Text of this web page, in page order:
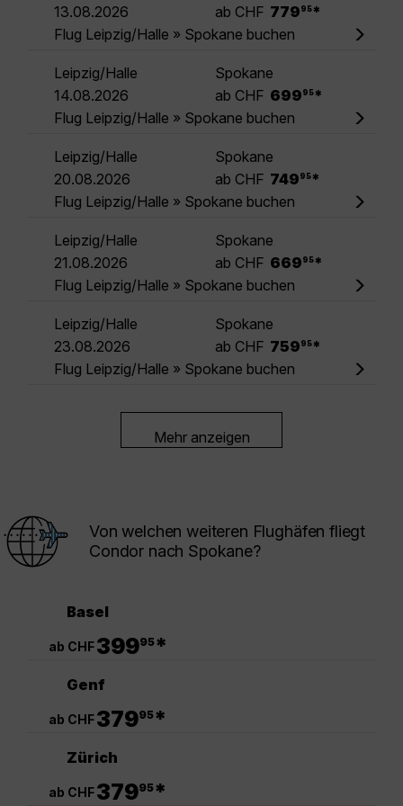
13.08.2026
ab CHF 779 95 *
Flug Leipzig/Halle » Spokane buchen
Leipzig/Halle
Spokane
14.08.2026
ab CHF 699 95 *
Flug Leipzig/Halle » Spokane buchen
Leipzig/Halle
Spokane
20.08.2026
ab CHF 749 95 *
Flug Leipzig/Halle » Spokane buchen
Leipzig/Halle
Spokane
21.08.2026
ab CHF 669 95 *
Flug Leipzig/Halle » Spokane buchen
Leipzig/Halle
Spokane
23.08.2026
ab CHF 759 95 *
Flug Leipzig/Halle » Spokane buchen
Mehr anzeigen
Von welchen weiteren Flughäfen fliegt
Condor nach Spokane?
Basel
ab CHF39995*
Genf
ab CHF37995*
Zürich
ab CHF37995*